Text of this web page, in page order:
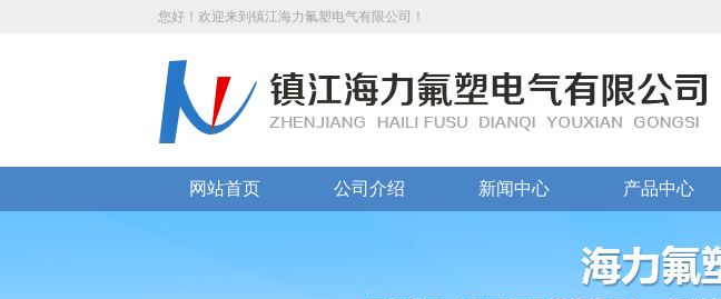
您好！欢迎来到镇江海力氟塑电气有限公司！
网站首页 公司介绍 新闻中心 产品中心